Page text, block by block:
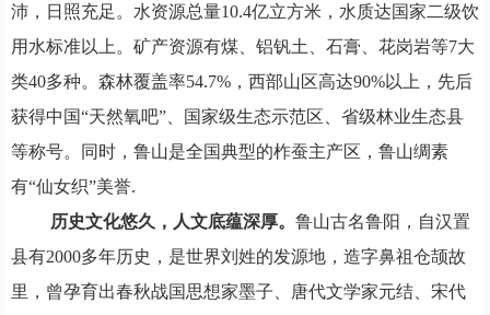
沛，日照充足。水资源总量10.4亿立方米，水质达国家二级饮
用水标准以上。矿产资源有煤、铝钒土、石膏、花岗岩等7大
类40多种。森林覆盖率54.7%，西部山区高达90%以上，先后
获得中国“天然氧吧”、
国家级生态示范区、省级林业生态县
等称号。
同时，鲁山是全国典型的柞蚕主产区，鲁山绸素
有“仙女织”美誉.
历史文化悠久，人文底蕴深厚。 鲁山古名鲁阳，自汉置
县有2000多年历史，是世界刘姓的发源地， 造字鼻祖仓颉故
里， 曾孕育出春秋战国思想家墨子、唐代文学家元结、宋代